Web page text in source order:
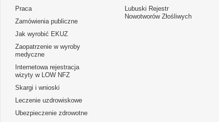
Praca
Zamówienia publiczne
Jak wyrobić EKUZ
Zaopatrzenie w wyroby
medyczne
Internetowa rejestracja
wizyty w LOW NFZ
Skargi i wnioski
Leczenie uzdrowiskowe
Ubezpieczenie zdrowotne
Lubuski Rejestr
Nowotworów Złośliwych